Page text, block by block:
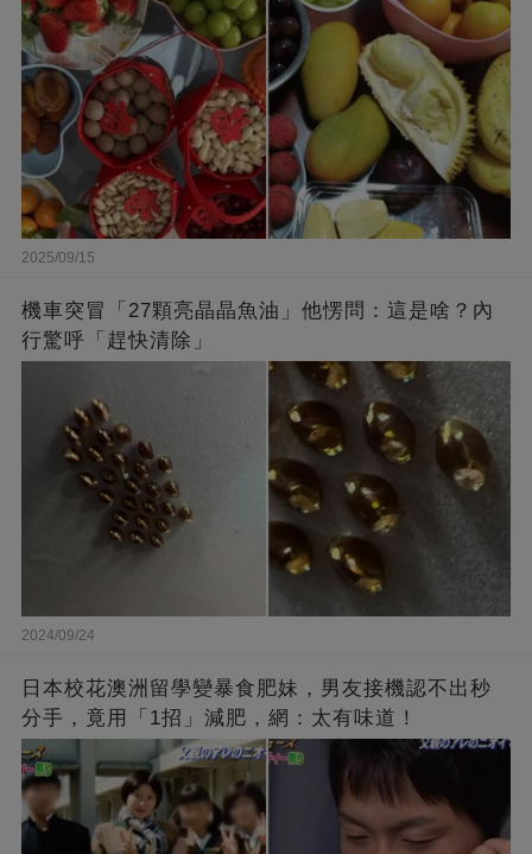
2025/09/15
機車突冒「27顆亮晶晶魚油」他愣問：這是啥？內
行驚呼「趕快清除」
2024/09/24
日本校花澳洲留學變暴食肥妹，男友接機認不出秒
分手，竟用「1招」減肥，網：太有味道！